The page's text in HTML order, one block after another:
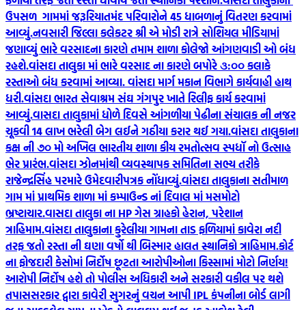
ઉપસળ ગામમાં જરૂરિયાતમંદ પરિવારોને 45 ધાબળાનું વિતરણ કરવામાં
આવ્યું.નવસારી જિલ્લા કલેકટર શ્રી એ મોડી રાત્રે સોશિયલ મીડિયામાં
જણાવ્યું ભારે વરસાદના કારણે તમામ શાળા કોલેજો આંગણવાડી ઓ બંધ
રહશે.વાંસદા તાલુકા માં ભારે વરસાદ ના કારણે બપોરે ૩:૦૦ કલાકે
રસ્તાઓ બંધ કરવામાં આવ્યા. વાંસદા માર્ગ મકાન વિભાગે કાર્યવાહી હાથ
ધરી.વાંસદા ભારત સેવાશ્રમ સંઘ ગંગપુર ખાતે રિલીફ કાર્ય કરવામાં
આવ્યું.વાસદા તાલુકામાં ધોળે દિવસે આંગળીયા પેઢીના સંચાલક ની નજર
ચૂકવી 14 લાખ ભરેલી બેગ લઈને ગઠીયા કરાર થઈ ગયા.વાંસદા તાલુકાના
કક્ષ ની ૭૦ મો અખિલ ભારતીય શાળા કીય રમતોત્સવ સ્પધૉ નો ઉત્સાહ
ભેર પ્રારંભ.વાંસદા ઝોનમાંથી વ્યવસ્થાપક સમિતિના સભ્ય તરીકે
રાજેન્દ્રસિંહ પરમારે ઉમેદવારીપત્રક નોંધાવ્યું.વાંસદા તાલુકાના સતીમાળ
ગામ માં પ્રાથમિક શાળા માં કમ્પાઉન્ડ નાં દિવાલ માં મસમોટો
ભ્રષ્ટાચાર.વાસદા તાલુકા ના HP ગેસ ગ્રાહકો હેરાન, પરેશાન
ત્રાહિમામ.વાંસદા તાલુકાના કુરેલીયા ગામના તાડ ફળિયામાં કાવેરા નદી
તરફ જતો રસ્તા ની ઘણા વર્ષો થી બિસ્માર હાલત સ્થાનિકો ત્રાહિમામ.કોર્ટ
ના ફોજદારી કેસોમાં નિર્દોષ છૂટતા આરોપીઓના કિસ્સામાં મોટો નિર્ણય!
આરોપી નિર્દોષ હશે તો પોલીસ અધિકારી અને સરકારી વકીલ પર થશે
તપાસસરકાર દ્વારા કાવેરી સુગરનું વચન આપી IPL કંપનીના બોર્ડ લાગી